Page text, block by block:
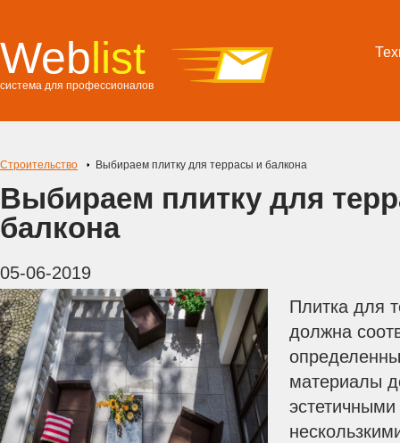
Weblist
система для профессионалов
Строительство Выбираем плитку для террасы и балкона
Выбираем плитку для
балкона
05-06-2019
Плитка для
должна
материалы